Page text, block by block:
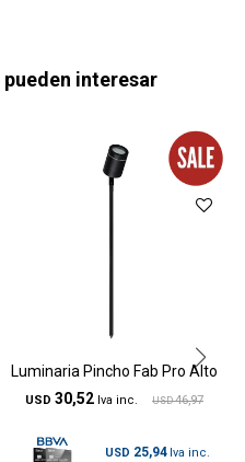
interesar
Luminaria Pincho Fab Pro Alto
USD 30,52 USD 46,97
USD 25,94